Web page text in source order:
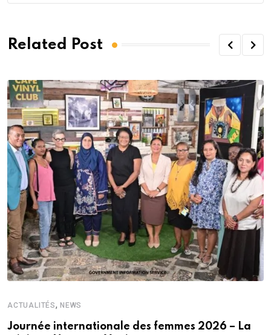
Related Post
ACTUALITÉS, NEWS
Journée internationale des femmes 2026 – La